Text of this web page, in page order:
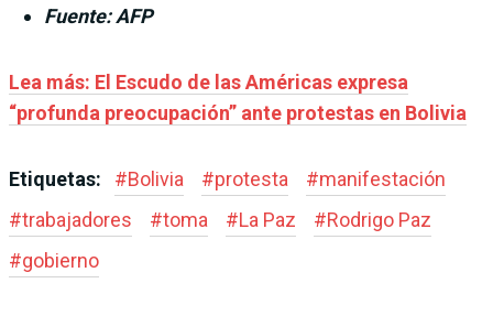
Fuente: AFP
Lea más: El Escudo de las Américas expresa
“profunda preocupación” ante protestas en Bolivia
Etiquetas: #Bolivia #protesta #manifestación
#trabajadores #toma #La Paz #Rodrigo Paz
#gobierno